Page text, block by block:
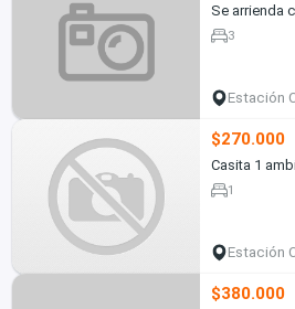
Se arrienda
3
Estación
$270.000
Casita 1
1
Estación
$380.000